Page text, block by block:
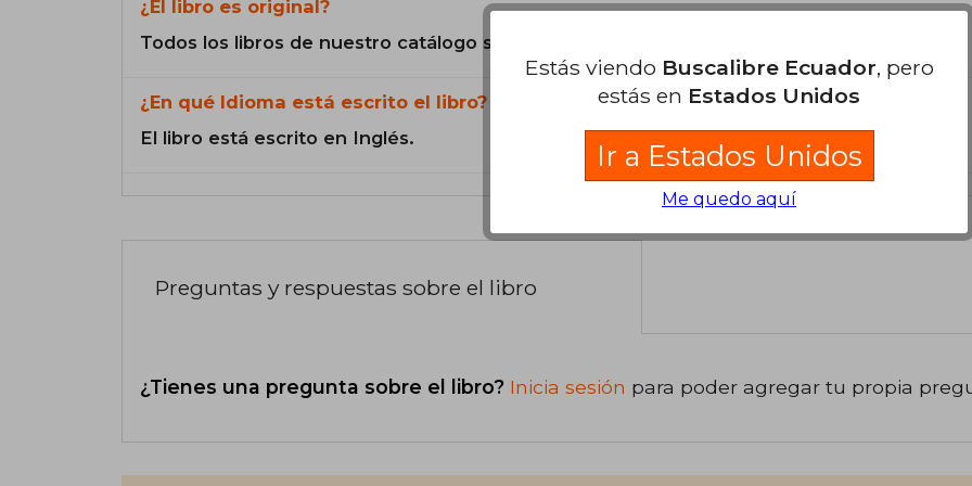
¿El libro es original?
Todos los libros de nuestro catálogo son Originales.
¿En qué Idioma está escrito el libro?
El libro está escrito en Inglés.
Preguntas y respuestas sobre el libro
¿Tienes una pregunta sobre el libro? Inicia sesión para poder agregar tu propia
Estás viendo Buscalibre Ecuador, pero
estás en Estados Unidos
Ir a Estados Unidos
Me quedo aquí